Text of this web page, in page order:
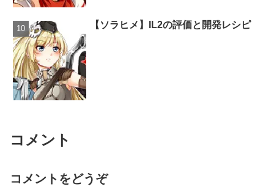
【ソラヒメ】IL2の評価と開発レシピ
コメント
コメントをどうぞ